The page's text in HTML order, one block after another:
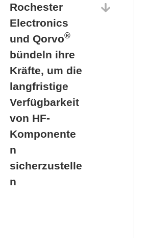
Rochester
Electronics
und Qorvo®
bündeln ihre
Kräfte, um die
langfristige
Verfügbarkeit
von HF-
Komponente
n
sicherzustelle
n